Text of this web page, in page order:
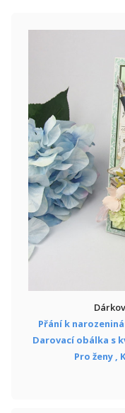
Přání k
Darovací obálka s
Pro ženy ,